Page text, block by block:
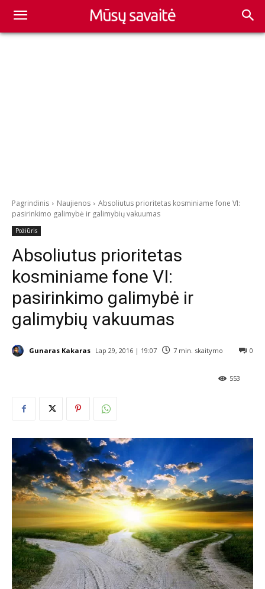
Pagrindinis Naujienos
Absoliutus prioritetas kosminiame fone VI:
pasirinkimo galimybė ir galimybių vakuumas
Požiūris
Absoliutus prioritetas
kosminiame fone VI:
pasirinkimo galimybė ir
galimybių vakuumas
Gunaras Kakaras Lap 29, 2016 | 19:07 7 min. skaitymo 0
553